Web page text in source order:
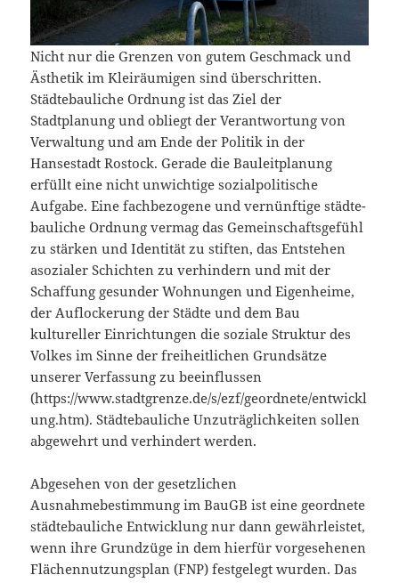
Nicht nur die Grenzen von gutem Geschmack und
Ästhetik im Kleiräumigen sind überschritten.
Städtebauliche Ordnung ist das Ziel der
Stadtplanung und obliegt der Verantwortung von
Verwaltung und am Ende der Politik in der
Hansestadt Rostock. Gerade die Bauleitplanung
erfüllt eine nicht unwichtige sozialpolitische
Aufgabe. Eine fachbezogene und vernünftige städte­
bau­liche Ordnung vermag das Gemeinschaftsgefühl
zu stärken und Identität zu stiften, das Entstehen
asozialer Schichten zu verhindern und mit der
Schaffung gesunder Wohnungen und Eigenheime,
der Auflockerung der Städte und dem Bau
kultureller Einrichtungen die soziale Struktur des
Volkes im Sinne der freiheitlichen Grundsätze
unserer Verfassung zu beeinflussen
(https://www.stadtgrenze.de/s/ezf/geordnete/entwickl
ung.htm). Städtebauliche Unzuträglichkeiten sollen
abgewehrt und verhindert werden.
Abgesehen von der gesetzlichen
Ausnahmebestimmung im BauGB ist eine geordnete
städtebauliche Entwicklung nur dann gewähr­leistet,
wenn ihre Grundzüge in dem hierfür vorgesehenen
Flächennutzungsplan (FNP) festgelegt wurden. Das